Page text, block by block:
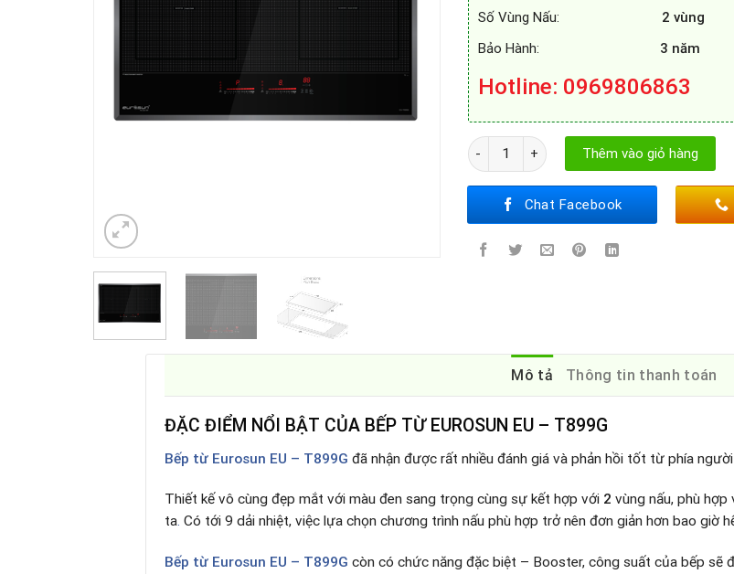
Số Vùng Nấu: 2 vùng
Bảo Hành: 3 năm
Hotline: 0969806863
BẾP TỪ EUROSUN EU - T899G số lượng
Thêm vào giỏ hàng
Chat Facebook
Mô tả Thông tin thanh toán
ĐẶC ĐIỂM NỔI BẬT CỦA BẾP TỪ EUROSUN EU – T899G
Bếp từ Eurosun EU – T899G đã nhận được rất nhiều đánh giá và phản hồi tốt từ phía
Thiết kế vô cùng đẹp mắt với màu đen sang trọng cùng sự kết hợp với 2 vùng nấu, phù
ta. Có tới 9 dải nhiệt, việc lựa chọn chương trình nấu phù hợp trở nên đơn giản hơn bao giờ
Bếp từ Eurosun EU – T899G còn có chức năng đặc biệt – Booster, công suất của bếp sẽ